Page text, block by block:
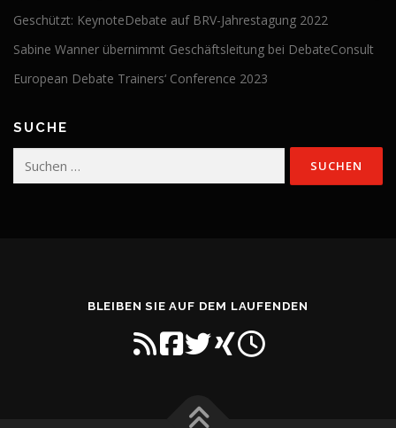
Geschützt: KeynoteDebate auf BRV-Jahrestagung 2022
Sabine Wanner übernimmt Geschäftsleitung bei DebateConsult
European Debate Trainers‘ Conference 2023
SUCHE
BLEIBEN SIE AUF DEM LAUFENDEN